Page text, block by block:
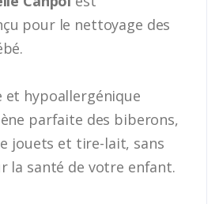
pour le nettoyage des
et hypoallergénique
parfaite des biberons,
jouets et tire-lait, sans
la santé de votre enfant.